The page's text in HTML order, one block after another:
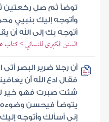
توضأ ثم صل ركعتين
وأتوجه إليك بنبيي
أتوجه بك إلى الله أن
السنن الكبرى للنسائي > كتاب
أن رجلا ضرير البصر
فقال ادع الله أن
شئت صبرت فهو خير
يتوضأ فيحسن وضوءه
إني أسألك وأتوجه